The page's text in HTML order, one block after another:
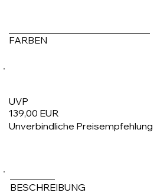
FARBEN
UVP
139,00 EUR
Unverbindliche Preisempfehlung
BESCHREIBUNG